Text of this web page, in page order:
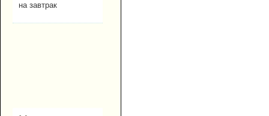
на завтрак